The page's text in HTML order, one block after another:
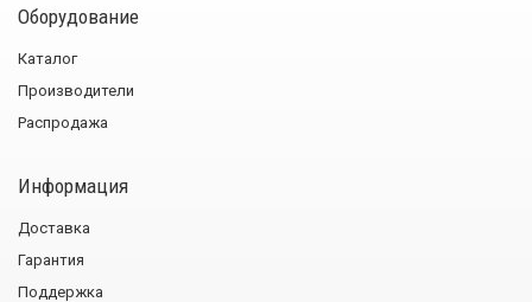
Оборудование
Каталог
Производители
Распродажа
Информация
Доставка
Гарантия
Поддержка